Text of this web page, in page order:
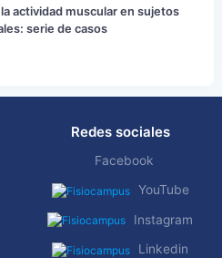
actividad muscular en sujetos
serie de casos
Redes sociales
Facebook
YouTube
Instagram
Linkedin